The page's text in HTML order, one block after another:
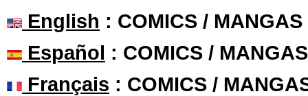
English : COMICS /
Español : COMICS /
Français : COMICS /